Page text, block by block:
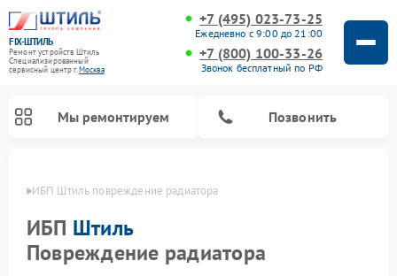
FIX-ШТИЛЬ
Ремонт устройств Штиль
Специализированный
cервисный центр г.Москва
+7 (495) 023-73-25
Ежедневно с 9:00 до 21:00
+7 (800) 100-33-26
Звонок бесплатный по РФ
Мы ремонтируем Позвонить
ИБП Штиль повреждение радиатора
ИБП Штиль
Повреждение радиатора